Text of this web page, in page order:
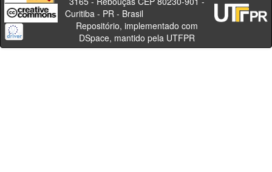
Curitiba - PR - Brasil
Repositório, implementado com
DSpace, mantido pela UTFPR